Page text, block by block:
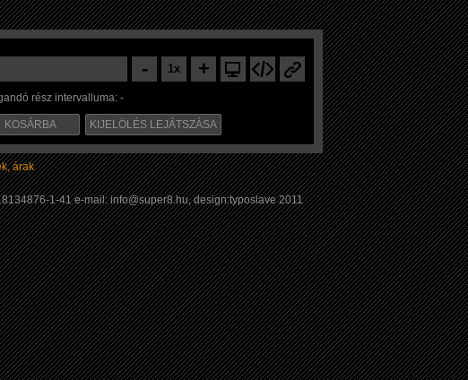
- 1x +
rész intervalluma: -
KOSÁRBA KIJELÖLÉS LEJÁTSZÁSA
árak
1-41 e-mail: info@super8.hu, design:typoslave 2011